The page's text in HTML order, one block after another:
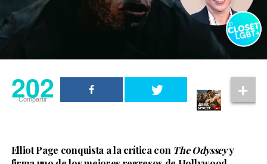
202
Compartir
Elliot Page conquista a la crítica con The Odysseyy